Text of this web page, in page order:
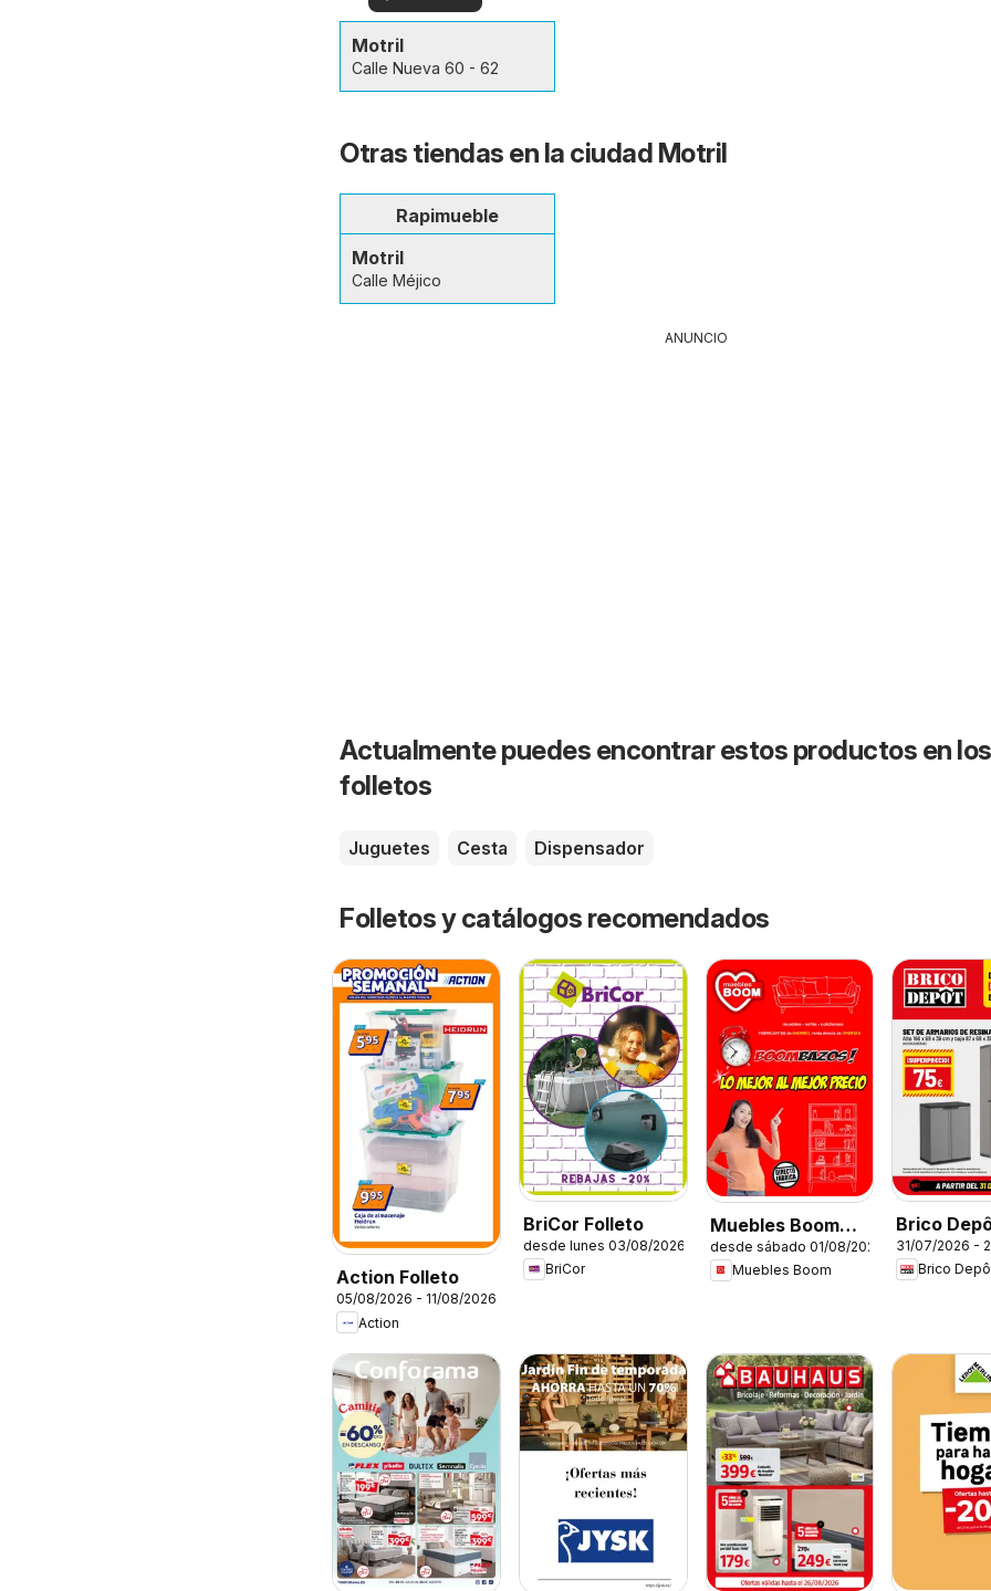
ver
Motril
Calle Nueva 60 - 62
Otras tiendas en la ciudad Motril
Rapimueble
Motril
Calle Méjico
ANUNCIO
Actualmente puedes encontrar estos productos en los
folletos
Juguetes Cesta Dispensador
Folletos y catálogos recomendados
Action Folleto
05/08/2026 - 11/08/2026
Action
BriCor Folleto
desde lunes 03/08/2026
BriCor
Muebles Boom
Folleto
desde sábado 01/08/2026
Muebles Boom
Brico
Folleto
31/07/2026 -
Brico